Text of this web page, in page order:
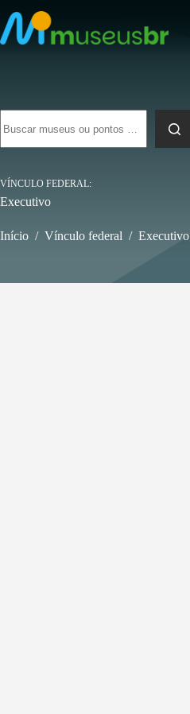
para
o
conteúdo
resultados
VÍNCULO FEDERAL
Executivo
Início / Vínculo federal / Executivo